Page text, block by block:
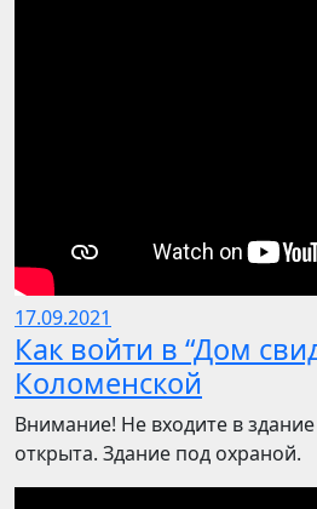
17.09.2021
Как войти в “Дом
Коломенской
Внимание! Не входите в
открыта. Здание под охраной.